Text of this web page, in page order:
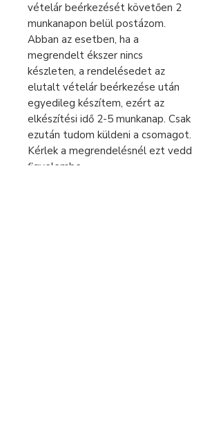
vételár beérkezését követően 2
munkanapon belül postázom.
Abban az esetben, ha a
megrendelt ékszer nincs
készleten, a rendelésedet az
elutalt vételár beérkezése után
egyedileg készítem, ezért az
elkészítési idő 2-5 munkanap. Csak
ezután tudom küldeni a csomagot.
Kérlek a megrendelésnél ezt vedd
figyelembe.